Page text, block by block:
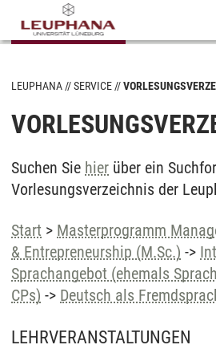
LEUPHANA SERVICE
Suchen Sie hier über ein
Vorlesungsverzeichnis der
Start > Masterprogramm
& Entrepreneurship (M.Sc.) ->
Sprachangebot (ehemals
CPs) -> Deutsch als
LEHRVERANSTALTUNGEN